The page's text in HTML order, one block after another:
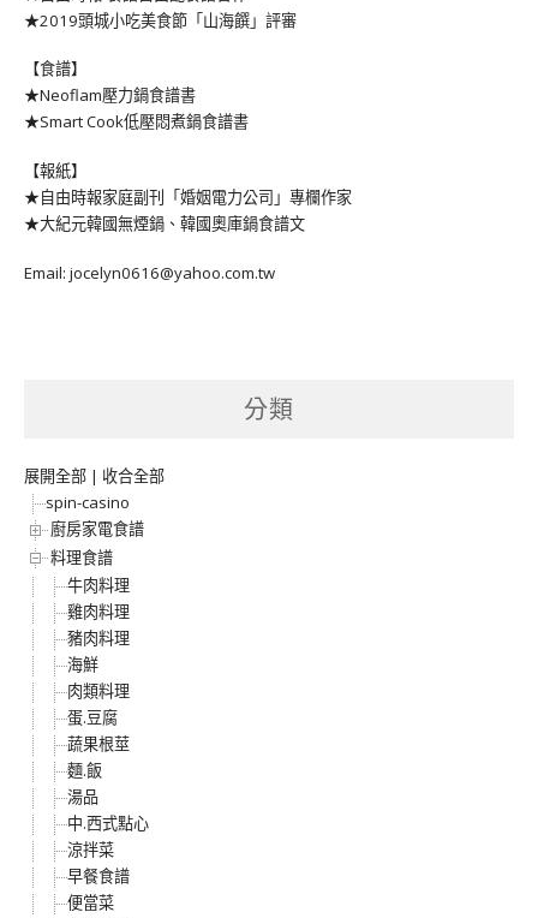
★2019頭城小吃美食節「山海饌」評審
【食譜】
★Neoflam壓力鍋食譜書
★Smart Cook低壓悶煮鍋食譜書
【報紙】
★自由時報家庭副刊「婚姻電力公司」專欄作家
★大紀元韓國無煙鍋、韓國奧庫鍋食譜文
Email: jocelyn0616@yahoo.com.tw
分類
展開全部 | 收合全部
spin-casino
廚房家電食譜
料理食譜
牛肉料理
雞肉料理
豬肉料理
海鮮
肉類料理
蛋.豆腐
蔬果根莖
麵.飯
湯品
中.西式點心
涼拌菜
早餐食譜
便當菜